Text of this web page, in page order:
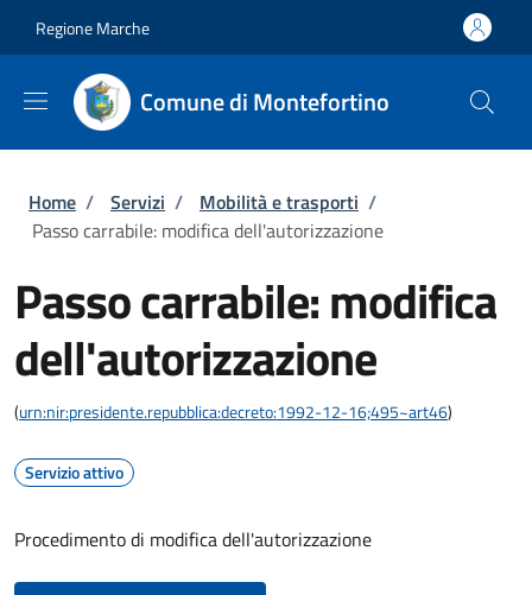
Regione Marche
Comune di Montefortino
Briciole di pane
Home / Servizi / Mobilità e trasporti /
Passo carrabile: modifica dell'autorizzazione
Passo carrabile: modifica
dell'autorizzazione
(urn:nir:presidente.repubblica:decreto:1992-12-16;495~art46)
Servizio attivo
Procedimento di modifica dell'autorizzazione